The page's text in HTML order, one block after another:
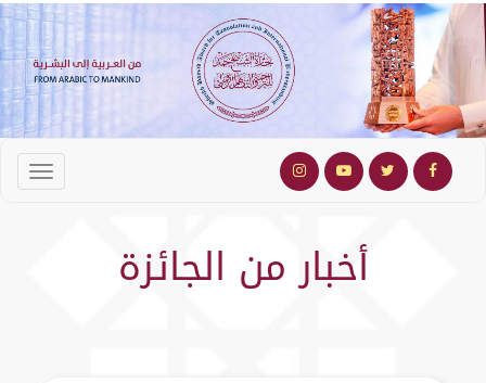
أخبار من الجائزة